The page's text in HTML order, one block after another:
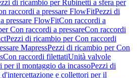
di ricambio per Rubinetti a sfera per
raccordi a pressare FlowFitPezzi di
pressare FlowFitCon raccordi a
Con raccordi a pressareCon raccordi
Pezzi di ricambio per Con raccordi
MapressPezzi di ricambio per Con
Con raccordi filettatiUnità valvole
per il montaggio da incassoPezzi di
e collettori per il